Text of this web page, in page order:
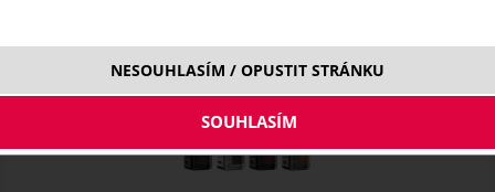
NESOUHLASÍM / OPUSTIT STRÁNKU